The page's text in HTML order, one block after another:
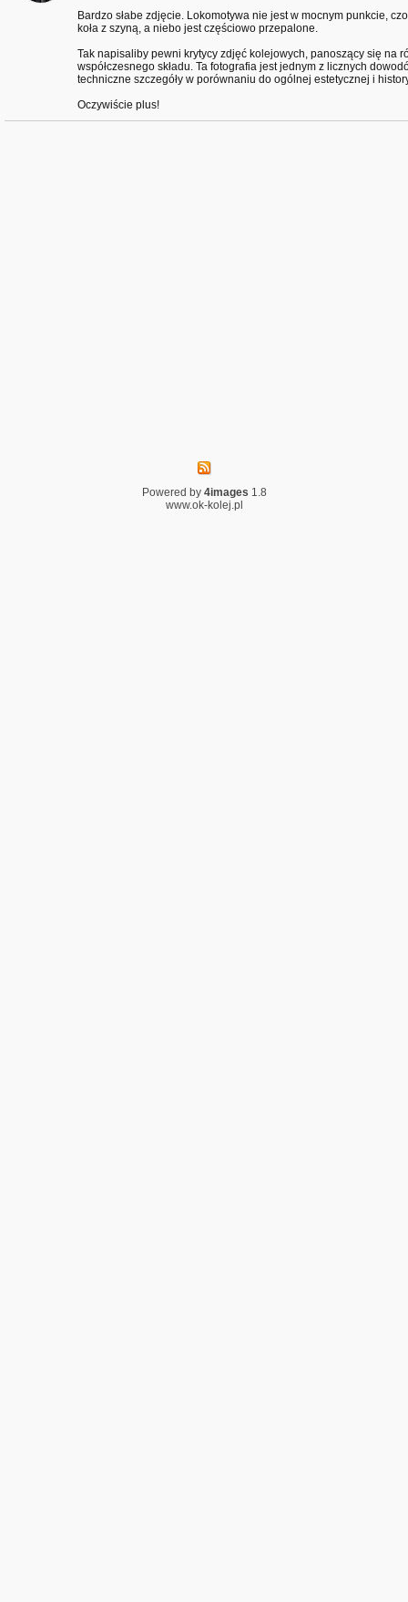
Bardzo słabe zdjęcie. Lokomotywa nie jest w mocnym punkcie,
koła z szyną, a niebo jest częściowo przepalone.
Tak napisaliby pewni krytycy zdjęć kolejowych, panoszący się na
współczesnego składu. Ta fotografia jest jednym z licznych
techniczne szczegóły w porównaniu do ogólnej estetycznej i
Oczywiście plus!
Powered by 4images 1.8
www.ok-kolej.pl